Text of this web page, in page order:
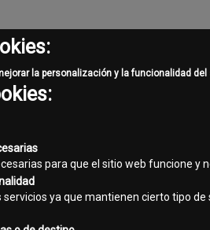
reproducidos son una marca registrada de
la personalización y la funcionalidad
para que el sitio web funcione y
servicios ya que mantienen cierto tipo